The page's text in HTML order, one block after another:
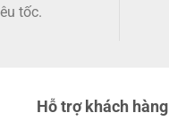
tốc.
Hỗ trợ khách hàng